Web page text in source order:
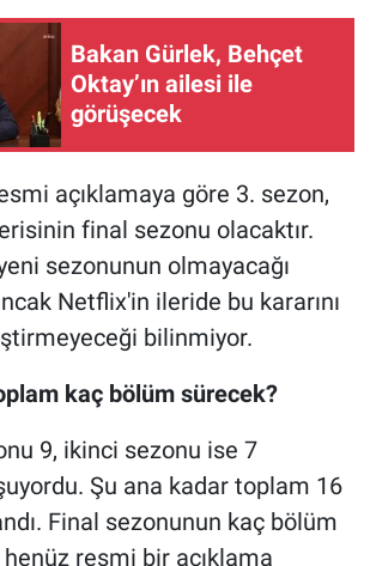
Bakan Gürlek, Behçet
Oktay’ın ailesi ile
görüşecek
açıklamaya göre 3. sezon,
final sezonu olacaktır.
sezonunun olmayacağı
Netflix'in ileride bu kararını
bilinmiyor.
kaç bölüm sürecek?
9, ikinci sezonu ise 7
Şu ana kadar toplam 16
Final sezonunun kaç bölüm
resmi bir açıklama